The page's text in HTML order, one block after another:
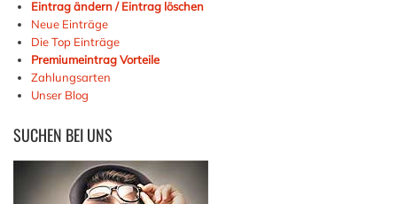
Eintrag ändern / Eintrag löschen
Neue Einträge
Die Top Einträge
Premiumeintrag Vorteile
Zahlungsarten
Unser Blog
SUCHEN BEI UNS